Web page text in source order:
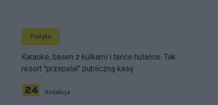
Polityka
Karaoke, basen z kulkami i tańce hulańce. Tak
resort "przepalał" publiczną kasę
Redakcja